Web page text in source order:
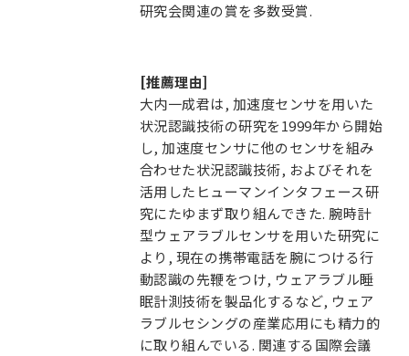
研究会関連の賞を多数受賞.
[推薦理由]
大内一成君は, 加速度センサを用いた
状況認識技術の研究を1999年から開始
し, 加速度センサに他のセンサを組み
合わせた状況認識技術, およびそれを
活用したヒューマンインタフェース研
究にたゆまず取り組んできた. 腕時計
型ウェアラブルセンサを用いた研究に
より, 現在の携帯電話を腕につける行
動認識の先鞭をつけ, ウェアラブル睡
眠計測技術を製品化するなど, ウェア
ラブルセシングの産業応用にも精力的
に取り組んでいる. 関連する国際会議